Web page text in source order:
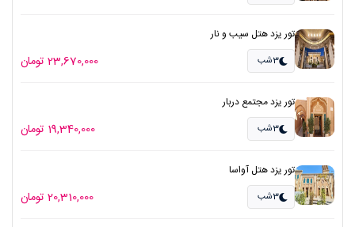
تور یزد هتل سیب و نار
3شب 23,670,000 تومان
تور یزد مجتمع دربار
3شب 19,340,000 تومان
تور یزد هتل آواسا
3شب 20,310,000 تومان